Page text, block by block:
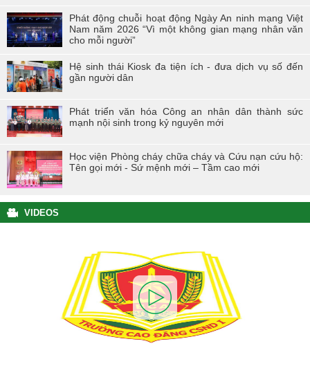
Phát động chuỗi hoạt động Ngày An ninh mạng Việt
Nam năm 2026 “Vì một không gian mạng nhân văn
cho mỗi người”
Hệ sinh thái Kiosk đa tiện ích - đưa dịch vụ số đến
gần người dân
Phát triển văn hóa Công an nhân dân thành sức
mạnh nội sinh trong kỷ nguyên mới
Học viện Phòng cháy chữa cháy và Cứu nạn cứu hộ:
Tên gọi mới - Sứ mệnh mới – Tầm cao mới
VIDEOS